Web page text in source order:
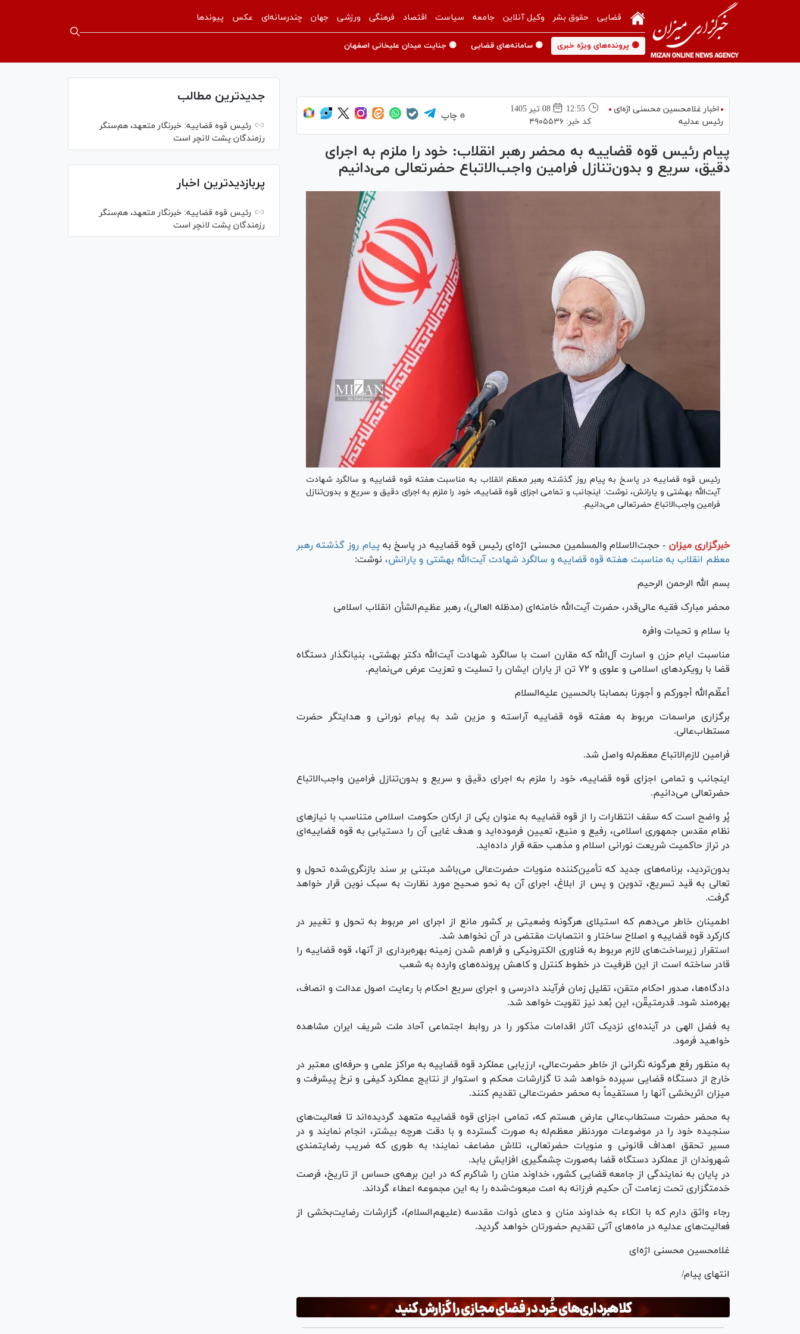
قضایی حقوق بشر وکیل آنلاین جامعه سیاست اقتصاد فرهنگی ورزشی جهان چندرسانه‌ای عکس پیوندها
🟡 پرونده‌های ویژه خبری 🟡 سامانه‌های قضایی 🟡 جنایت میدان علیخانی اصفهان
اخبار غلامحسین محسنی اژه‌ای
رئیس عدلیه
12:55
08 تير 1405
کد خبر: ۴۹۰۵۵۳۶
چاپ
پیام رئیس قوه قضاییه به محضر رهبر انقلاب: خود را ملزم به اجرای
دقیق، سریع و بدون‌تنازل فرامین واجب‌الاتباع حضرتعالی می‌دانیم
رئیس قوه قضاییه در پاسخ به پیام روز گذشته رهبر معظم انقلاب به مناسبت هفته قوه قضاییه و سالگرد شهادت
آیت‌الله بهشتی و یارانش، نوشت: اینجانب و تمامی اجزای قوه قضاییه، خود را ملزم به اجرای دقیق و سریع و بدون‌تنازل
فرامین واجب‌الاتباع حضرتعالی می‌دانیم.
خبرگزاری میزان - حجت‌الاسلام والمسلمین محسنی اژه‌ای رئیس قوه قضاییه در پاسخ به پیام روز گذشته رهبر
معظم انقلاب به مناسبت هفته قوه قضاییه و سالگرد شهادت آیت‌الله بهشتی و یارانش، نوشت:
بسم الله الرحمن الرحیم
محضر مبارک فقیه عالی‌قدر، حضرت آیت‌الله خامنه‌ای (مدظله العالی)، رهبر عظیم‌الشأن انقلاب اسلامی
با سلام و تحیات وافره
مناسبت ایام حزن و اسارت آل‌الله که مقارن است با سالگرد شهادت آیت‌الله دکتر بهشتی، بنیانگذار دستگاه
قضا با رویکرد‌های اسلامی و علوی و ۷۲ تن از یاران ایشان را تسلیت و تعزیت عرض می‌نمایم.
أعظّم‌الله أجورکم و أجورنا بمصابنا بالحسین علیه‌السلام
برگزاری مراسمات مربوط به هفته قوه قضاییه آراسته و مزین شد به پیام نورانی و هدایتگر حضرت
مستطاب‌عالی.
فرامین لازم‌الاتباع معظم‌له واصل شد.
اینجانب و تمامی اجزای قوه قضاییه، خود را ملزم به اجرای دقیق و سریع و بدون‌تنازل فرامین واجب‌الاتباع
حضرتعالی می‌دانیم.
پُر واضح است که سقف انتظارات را از قوه قضاییه به عنوان یکی از ارکان حکومت اسلامی متناسب با نیاز‌های
نظام مقدس جمهوری اسلامی، رفیع و منیع، تعیین فرموده‌اید و هدف غایی آن را دستیابی به قوه قضاییه‌ای
در تراز حاکمیت شریعت نورانی اسلام و مذهب حقه قرار داده‌اید.
بدون‌تردید، برنامه‌های جدید که تأمین‌کننده منویات حضرت‌عالی می‌باشد مبتنی بر سند بازنگری‌شده تحول و
تعالی به قید تسریع، تدوین و پس از ابلاغ، اجرای آن به نحو صحیح مورد نظارت به سبک نوین قرار خواهد
گرفت.
اطمینان خاطر می‌دهم که استیلای هرگونه وضعیتی بر کشور مانع از اجرای امر مربوط به تحول و تغییر در
کارکرد قوه قضاییه و اصلاح ساختار و انتصابات مقتضی در آن نخواهد شد.
استقرار زیرساخت‌های لازم مربوط به فناوری الکترونیکی و فراهم شدن زمینه بهره‌برداری از آنها، قوه قضاییه را
قادر ساخته است از این ظرفیت در خطوط کنترل و کاهش پرونده‌های وارده به شعب
دادگاه‌ها، صدور احکام متقن، تقلیل زمان فرآیند دادرسی و اجرای سریع احکام با رعایت اصول عدالت و انصاف،
بهره‌مند شود. قدرمتیقّن، این بُعد نیز تقویت خواهد شد.
به فضل الهی در آینده‌ای نزدیک آثار اقدامات مذکور را در روابط اجتماعی آحاد ملت شریف ایران مشاهده
خواهید فرمود.
به منظور رفع هرگونه نگرانی از خاطر حضرت‌عالی، ارزیابی عملکرد قوه قضاییه به مراکز علمی و حرفه‌ای معتبر در
خارج از دستگاه قضایی سپرده خواهد شد تا گزارشات محکم و استوار از نتایج عملکرد کیفی و نرخ پیشرفت و
میزان اثربخشی آنها را مستقیماً به محضر حضرت‌عالی تقدیم کنند.
به محضر حضرت مستطاب‌عالی عارض هستم که، تمامی اجزای قوه قضاییه متعهد گردیده‌اند تا فعالیت‌های
سنجیده خود را در موضوعات موردنظر معظم‌له به صورت گسترده و با دقت هرچه بیشتر، انجام نمایند و در
مسیر تحقق اهداف قانونی و منویات حضرتعالی، تلاش مضاعف نمایند؛ به طوری که ضریب رضایتمندی
شهروندان از عملکرد دستگاه قضا به‌صورت چشمگیری افزایش یابد.
در پایان به نمایندگی از جامعه قضایی کشور، خداوند منان را شاکرم که در این برهه‌ی حساس از تاریخ، فرصت
خدمتگزاری تحت زعامت آن حکیم فرزانه به امت مبعوث‌شده را به این مجموعه اعطاء گرداند.
رجاء واثق دارم که با اتکاء به خداوند منان و دعای ذوات مقدسه (علیهم‌السلام)، گزارشات رضایت‌بخشی از
فعالیت‌های عدلیه در ماه‌های آتی تقدیم حضورتان خواهد گردید.
غلامحسین محسنی اژه‌ای
انتهای پیام/
جدیدترین مطالب
رئیس قوه قضاییه: خبرنگار متعهد، هم‌سنگر
رزمندگان پشت لانچر است
پربازدیدترین اخبار
رئیس قوه قضاییه: خبرنگار متعهد، هم‌سنگر
رزمندگان پشت لانچر است